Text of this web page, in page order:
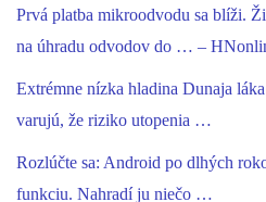
Prvá platba mikroodvodu sa blíži.
na úhradu odvodov do … –
Extrémne nízka hladina Dunaja
varujú, že riziko utopenia …
Rozlúčte sa: Android po dlhých
funkciu. Nahradí ju niečo …